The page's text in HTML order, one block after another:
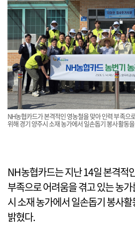
NH농협카드가 본격적인 영농철을 맞아 인력 부족으
위해 경기 양주시 소재 농가에서 일손돕기 봉사활동
NH농협카드는 지난 14일 본격적
부족으로 어려움을 겪고 있는 농
시 소재 농가에서 일손돕기 봉사
밝혔다.